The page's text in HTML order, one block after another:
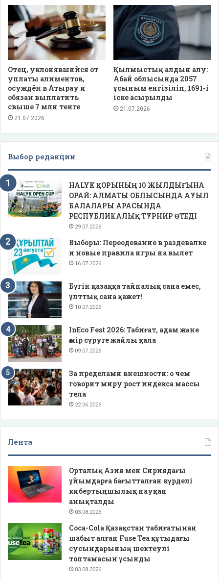
Отец, уклонявшийся от
уплаты алиментов,
осуждён в Атырау и
обязан выплатить
свыше 7 млн тенге
21.07.2026
Қылмыстың алдын алу:
Абай облысында 2057
ұсыным енгізіліп, 1691-і
іске асырылды
21.07.2026
Выбор редакции
HALYK ҚОРЫНЫҢ 10 ЖЫЛДЫҒЫНА
ОРАЙ: АЛМАТЫ ОБЛЫСЫНДА АУЫЛ
БАЛАЛАРЫ АРАСЫНДА
РЕСПУБЛИКАЛЫҚ ТУРНИР ӨТЕДІ
29.07.2026
Выборы: Переодевание в раздевалке
и новые правила игры на вылет
16.07.2026
Бүгін қазаққа тайпалық сана емес,
ұлттық сана қажет!
10.07.2026
InEco Fest 2026: Табиғат, адам және
өмір сүруге жайлы қала
09.07.2026
За пределами внешности: о чем
говорит миру рост индекса массы
тела
22.06.2026
Лента
Орталық Азия мен Сириядағы
ұйымдарға бағытталған күрделі
кибертыңшылық науқан
анықталды
03.08.2026
Coca-Cola Қазақстан табиғатынан
шабыт алған Fuse Tea құтыдағы
сусындарының шектеулі
топтамасын ұсынды
03.08.2026